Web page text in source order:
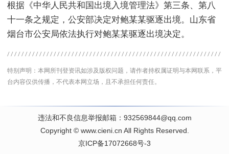
根据《中华人民共和国出境入境管理法》第三条、第八
十一条之规定，公安部决定对鲍某某驱逐出境。山东省
烟台市公安局依法执行对鲍某某驱逐出境决定。
特别声明：本网所刊登资讯如涉及版权问题，请作者持权属证明与本网联系，平
台内容仅供传播，不代表本网立场，且不承担任何责任。
违法和不良信息举报邮箱：932569844@qq.com
Copyright© www.cieni.cn All Rights Reserved.
京ICP备17072668号-3